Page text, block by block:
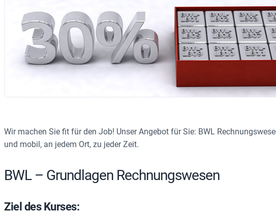
Wir machen Sie fit für den Job! Unser Angebot für Sie: BWL
und mobil, an jedem Ort, zu jeder Zeit.
BWL – Grundlagen Rechnungswesen
Ziel des Kurses: